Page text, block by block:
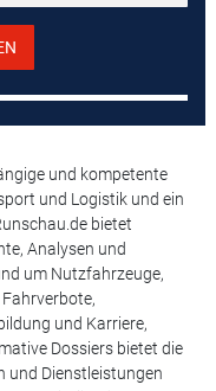
und kompetente
und Logistik und ein
bietet
Analysen und
um Nutzfahrzeuge,
und Karriere,
Dossiers bietet die
und Dienstleistungen